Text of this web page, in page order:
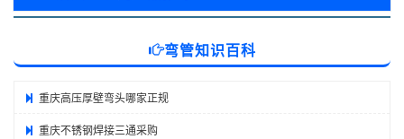
弯管知识百科
重庆高压厚壁弯头哪家正规
重庆不锈钢焊接三通采购